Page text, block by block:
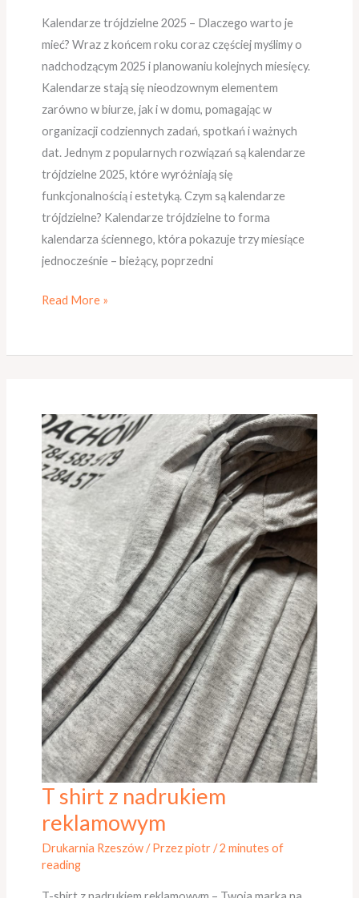
Kalendarze trójdzielne 2025 – Dlaczego warto je
mieć? Wraz z końcem roku coraz częściej myślimy o
nadchodzącym 2025 i planowaniu kolejnych miesięcy.
Kalendarze stają się nieodzownym elementem
zarówno w biurze, jak i w domu, pomagając w
organizacji codziennych zadań, spotkań i ważnych
dat. Jednym z popularnych rozwiązań są kalendarze
trójdzielne 2025, które wyróżniają się
funkcjonalnością i estetyką. Czym są kalendarze
trójdzielne? Kalendarze trójdzielne to forma
kalendarza ściennego, która pokazuje trzy miesiące
jednocześnie – bieżący, poprzedni
Read More »
T shirt z nadrukiem
reklamowym
Drukarnia Rzeszów/ Przezpiotr/2 minutes of
reading
T
shirt
nadrukiem